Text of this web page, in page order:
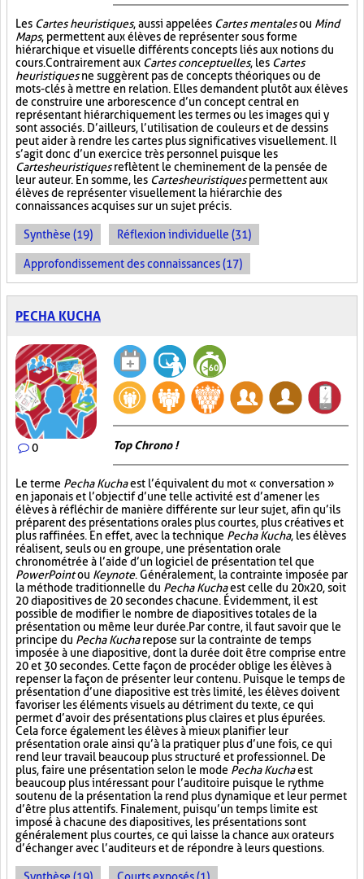
Les Cartes heuristiques, aussi appelées Cartes mentalesou Mind
Maps, permettent aux élèves de représenter sous forme
hiérarchique et visuelle différents concepts liés aux notions du
cours. Contrairement aux Cartes conceptuelles, les Cartes
heuristiquesne suggèrent pas de concepts théoriques ou de
mots-clés à mettre en relation. Elles demandent plutôt aux élèves
de construire une arborescence d’un concept central en
représentant hiérarchiquement les termes ou les images qui y
sont associés. D’ailleurs, l’utilisation de couleurs et de dessins
peut aider à rendre les cartes plus significatives visuellement. Il
s’agit donc d’un exercice très personnel puisque les
Cartes heuristiquesreflètent le cheminement de la pensée de
leur auteur. En somme, les Cartes heuristiquespermettent aux
élèves de représenter visuellement la hiérarchie des
connaissances acquises sur un sujet précis.
Synthèse (19) Réflexion individuelle (31)
Approfondissement des connaissances (17)
PECHA KUCHA
0 Top Chrono !
Le terme Pecha Kuchaest l’équivalent du mot « conversation »
en japonais et l’objectif d’une telle activité est d’amener les
élèves à réfléchir de manière différente sur leur sujet, afin qu’ils
préparent des présentations orales plus courtes, plus créatives et
plus raffinées. En effet, avec la technique Pecha Kucha, les élèves
réalisent, seuls ou en groupe, une présentation orale
chronométrée à l’aide d’un logiciel de présentation tel que
PowerPointou Keynote. Généralement, la contrainte imposée par
la méthode traditionnelle du Pecha Kuchaest celle du 20x20, soit
20 diapositives de 20 secondes chacune. Évidemment, il est
possible de modifier le nombre de diapositives totales de la
présentation ou même leur durée. Par contre, il faut savoir que le
principe du Pecha Kucharepose sur la contrainte de temps
imposée à une diapositive, dont la durée doit être comprise entre
20 et 30 secondes. Cette façon de procéder oblige les élèves à
repenser la façon de présenter leur contenu. Puisque le temps de
présentation d’une diapositive est très limité, les élèves doivent
favoriser les éléments visuels au détriment du texte, ce qui
permet d’avoir des présentations plus claires et plus épurées.
Cela force également les élèves à mieux planifier leur
présentation orale ainsi qu’à la pratiquer plus d’une fois, ce qui
rend leur travail beaucoup plus structuré et professionnel. De
plus, faire une présentation selon le mode Pecha Kuchaest
beaucoup plus intéressant pour l’auditoire puisque le rythme
soutenu de la présentation la rend plus dynamique et leur permet
d’être plus attentifs. Finalement, puisqu’un temps limite est
imposé à chacune des diapositives, les présentations sont
généralement plus courtes, ce qui laisse la chance aux orateurs
d’échanger avec l’auditeurs et de répondre à leurs questions.